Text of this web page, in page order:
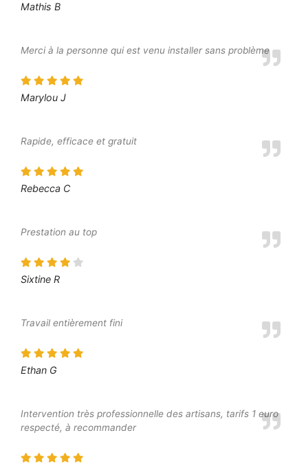
Mathis B
Merci à la personne qui est venu installer sans problème
Marylou J
Rapide, efficace et gratuit
Rebecca C
Prestation au top
Sixtine R
Travail entièrement fini
Ethan G
Intervention très professionnelle des artisans, tarifs 1 euro
respecté, à recommander